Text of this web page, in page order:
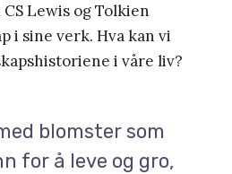
Lewis og Tolkien
i sine verk. Hva kan vi
i våre liv?
blomster som
for å leve og gro,